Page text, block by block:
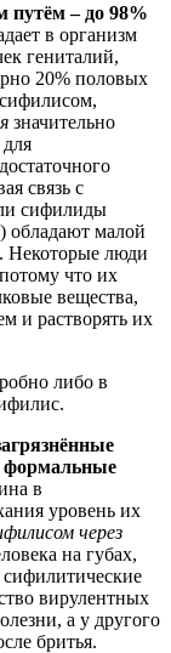
путём – до 98%
в организм
гениталий,
20% половых
значительно
связь с
сифилиды
обладают малой
Некоторые люди
что их
вещества,
и растворять их
либо в
формальные
в
уровень их
через
на губах,
вирулентных
а у другого
бритья.